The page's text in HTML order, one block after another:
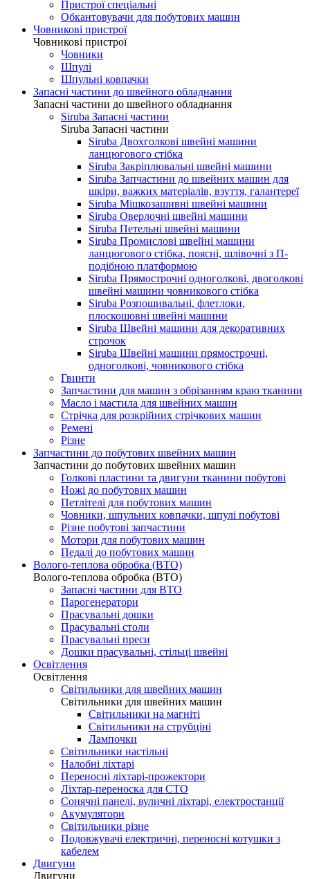
Пристрої спеціальні
Обкантовувачи для побутових машин
Човникові пристрої
Човникові пристрої
Човники
Шпулі
Шпульні ковпачки
Запасні частини до швейного обладнання
Запасні частини до швейного обладнання
Siruba Запасні частини
Siruba Запасні частини
Siruba Двохголкові швейні машини
ланцюгового стібка
Siruba Закріплювальні швейні машини
Siruba Запчастини до швейних машин для
шкіри, важких матеріалів, взуття, галантереї
Siruba Мішкозашивні швейні машини
Siruba Оверлочні швейні машини
Siruba Петельні швейні машини
Siruba Промислові швейні машини
ланцюгового стібка, поясні, шлівочні з П-
подібною платформою
Siruba Прямострочні одноголкові, двоголкові
швейні машини човникового стібка
Siruba Розпошивальні, флетлоки,
плоскошовні швейні машини
Siruba Швейні машини для декоративних
строчок
Siruba Швейні машини прямострочні,
одноголкові, човникового стібка
Гвинти
Запчастини для машин з обрізанням краю тканини
Масло і мастила для швейних машин
Стрічка для розкрійних стрічкових машин
Ремені
Різне
Запчастини до побутових швейних машин
Запчастини до побутових швейних машин
Голкові пластини та двигуни тканини побутові
Ножі до побутових машин
Петлітелі для побутових машин
Човники, шпульних ковпачки, шпулі побутові
Різне побутові запчастини
Мотори для побутових машин
Педалі до побутових машин
Волого-теплова обробка (ВТО)
Волого-теплова обробка (ВТО)
Запасні частини для ВТО
Парогенератори
Прасувальні дошки
Прасувальні столи
Прасувальні преси
Дошки прасувальні, стільці швейні
Освітлення
Освітлення
Світильники для швейних машин
Світильники для швейних машин
Світильники на магніті
Світильники на струбціні
Лампочки
Світильники настільні
Налобні ліхтарі
Переносні ліхтарі-прожектори
Ліхтар-переноска для СТО
Сонячні панелі, вуличні ліхтарі, електростанції
Акумулятори
Світильники різне
Подовжувачі електричні, переносні котушки з
кабелем
Двигуни
Двигуни